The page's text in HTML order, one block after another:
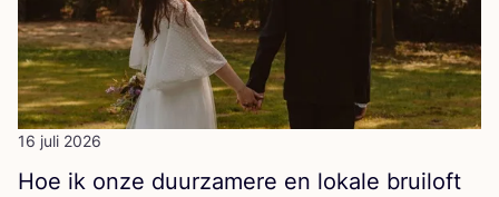
16 juli 2026
Hoe ik onze duur­za­me­re en loka­le brui­loft